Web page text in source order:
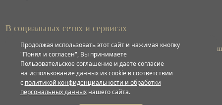
В социальных сетях и сервисах
ВКонтакте
Яндекс
Продолжая использовать этот сайт и нажимая кнопку
"Понял и согласен", Вы принимаете
Пользовательское соглашение и даете согласие
на использование данных из cookie в соответствии
с политикой конфиденциальности и обработки
персональных данныхнашего сайта.